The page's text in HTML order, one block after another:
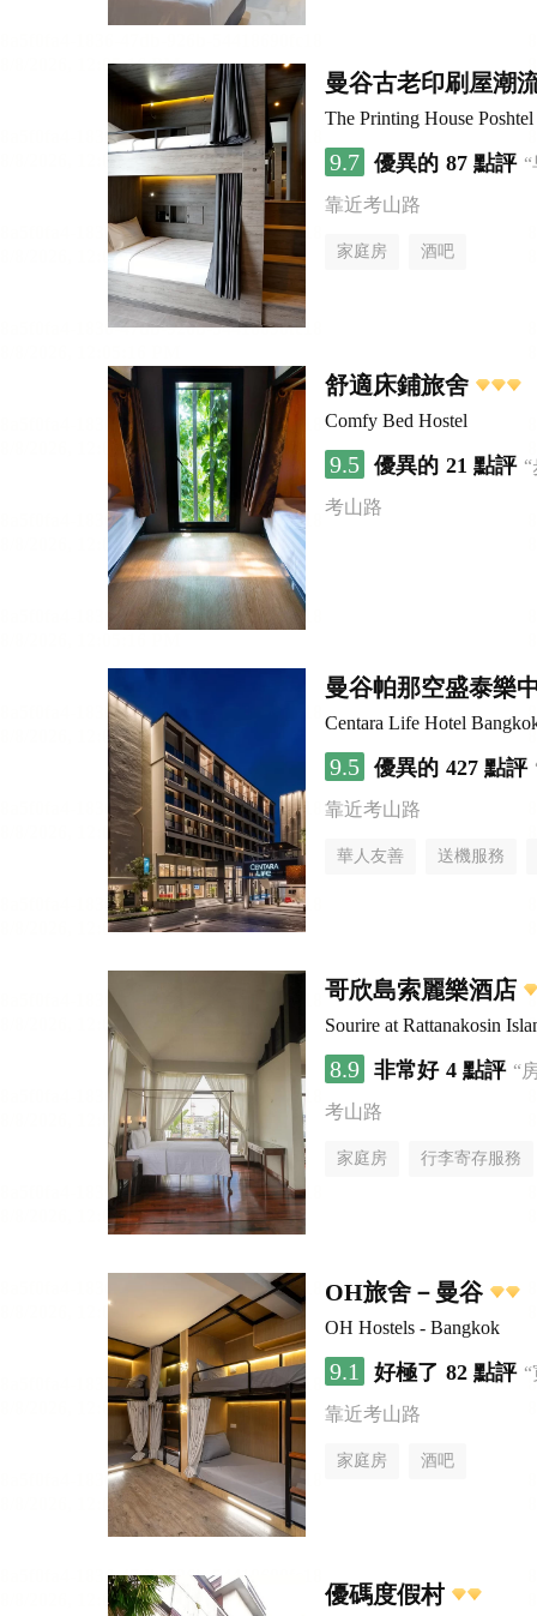
曼谷古老印刷屋潮
The Printing House Poshtel
9.7 優異的 87 點評
靠近考山路
家庭房 酒吧
舒適床鋪旅舍
Comfy Bed Hostel
9.5 優異的 21 點評
考山路
曼谷帕那空盛泰樂
Centara Life Hotel
9.5 優異的 427 點評
靠近考山路
華人友善 送機服務
哥欣島索麗樂酒店
Sourire at Rattanakosin
8.9 非常好 4 點評 “
考山路
家庭房 行李寄存服務
OH旅舍－曼谷
OH Hostels - Bangkok
9.1 好極了 82 點評
靠近考山路
家庭房 酒吧
優碼度假村